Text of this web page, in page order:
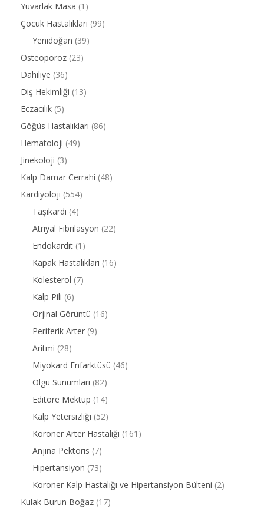
Yuvarlak Masa (1)
Çocuk Hastalıkları (99)
Yenidoğan (39)
Osteoporoz (23)
Dahiliye (36)
Diş Hekimliği (13)
Eczacılık (5)
Göğüs Hastalıkları (86)
Hematoloji (49)
Jinekoloji (3)
Kalp Damar Cerrahi (48)
Kardiyoloji (554)
Taşikardi (4)
Atriyal Fibrilasyon (22)
Endokardit (1)
Kapak Hastalıkları (16)
Kolesterol (7)
Kalp Pili (6)
Orjinal Görüntü (16)
Periferik Arter (9)
Aritmi (28)
Miyokard Enfarktüsü (46)
Olgu Sunumları (82)
Editöre Mektup (14)
Kalp Yetersizliği (52)
Koroner Arter Hastalığı (161)
Anjina Pektoris (7)
Hipertansiyon (73)
Koroner Kalp Hastalığı ve Hipertansiyon Bülteni (2)
Kulak Burun Boğaz (17)